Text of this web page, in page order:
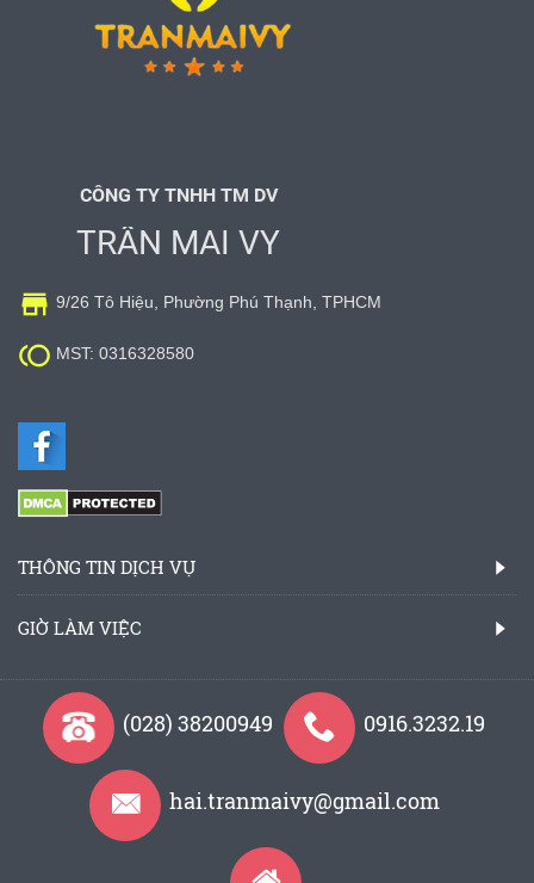
CÔNG TY TNHH TM DV
TRẦN MAI VY
 9/26 Tô Hiệu, Phường Phú Thạnh, TPHCM
 MST: 0316328580
THÔNG TIN DỊCH VỤ
GIỜ LÀM VIỆC
(028) 38200949 0916.3232.19
hai.tranmaivy@gmail.com